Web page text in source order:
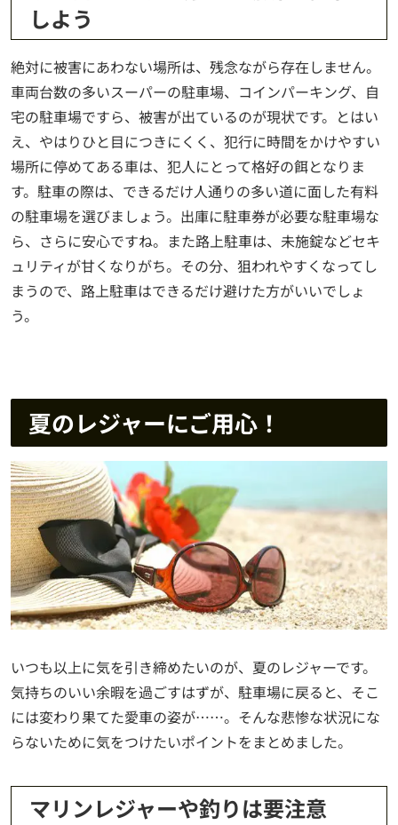
しよう
絶対に被害にあわない場所は、残念ながら存在しません。
車両台数の多いスーパーの駐車場、コインパーキング、自
宅の駐車場ですら、被害が出ているのが現状です。とはい
え、やはりひと目につきにくく、犯行に時間をかけやすい
場所に停めてある車は、犯人にとって格好の餌となりま
す。駐車の際は、できるだけ人通りの多い道に面した有料
の駐車場を選びましょう。出庫に駐車券が必要な駐車場な
ら、さらに安心ですね。また路上駐車は、未施錠などセキ
ュリティが甘くなりがち。その分、狙われやすくなってし
まうので、路上駐車はできるだけ避けた方がいいでしょ
う。
夏のレジャーにご用心！
いつも以上に気を引き締めたいのが、夏のレジャーです。
気持ちのいい余暇を過ごすはずが、駐車場に戻ると、そこ
には変わり果てた愛車の姿が……。そんな悲惨な状況にな
らないために気をつけたいポイントをまとめました。
マリンレジャーや釣りは要注意